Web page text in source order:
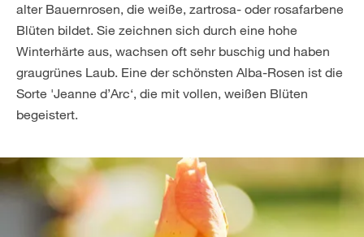
alter Bauernrosen, die weiße, zartrosa- oder rosafarbene
Blüten bildet. Sie zeichnen sich durch eine hohe
Winterhärte aus, wachsen oft sehr buschig und haben
graugrünes Laub. Eine der schönsten Alba-Rosen ist die
Sorte 'Jeanne d’Arc‘, die mit vollen, weißen Blüten
begeistert.